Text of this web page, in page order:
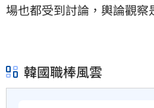
場也都受到討論，輿論觀察
韓國職棒風雲